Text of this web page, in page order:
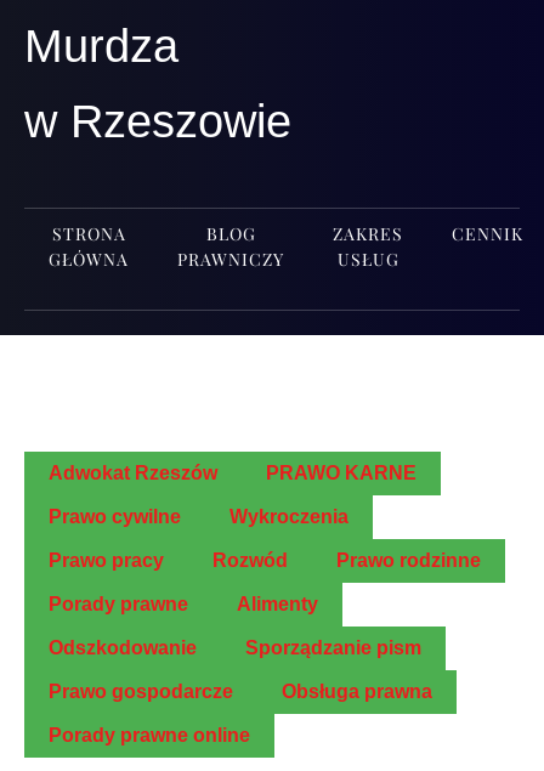
Murdza
w Rzeszowie
STRONA
GŁÓWNA
BLOG
PRAWNICZY
ZAKRES
USŁUG
CENNIK
Adwo­kat Rzeszów PRAWO KARNE
Pra­wo cywilne Wykro­cze­nia
Pra­wo pracy Roz­wód Pra­wo rodzinne
Pora­dy prawne Ali­men­ty
Odszko­do­wa­nie Spo­rzą­dza­nie pism
Pra­wo gospodarcze Obsłu­ga prawna
Pora­dy praw­ne online